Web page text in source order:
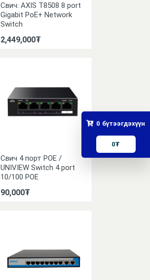
Свич: AXIS T8508 8 port
Gigabit PoE+ Network
Switch
2,449,000₮
Свич 4 порт POE /
UNIVIEW Switch 4 port
10/100 POE
90,000₮
0 бүтээгдэхүүн
0₮